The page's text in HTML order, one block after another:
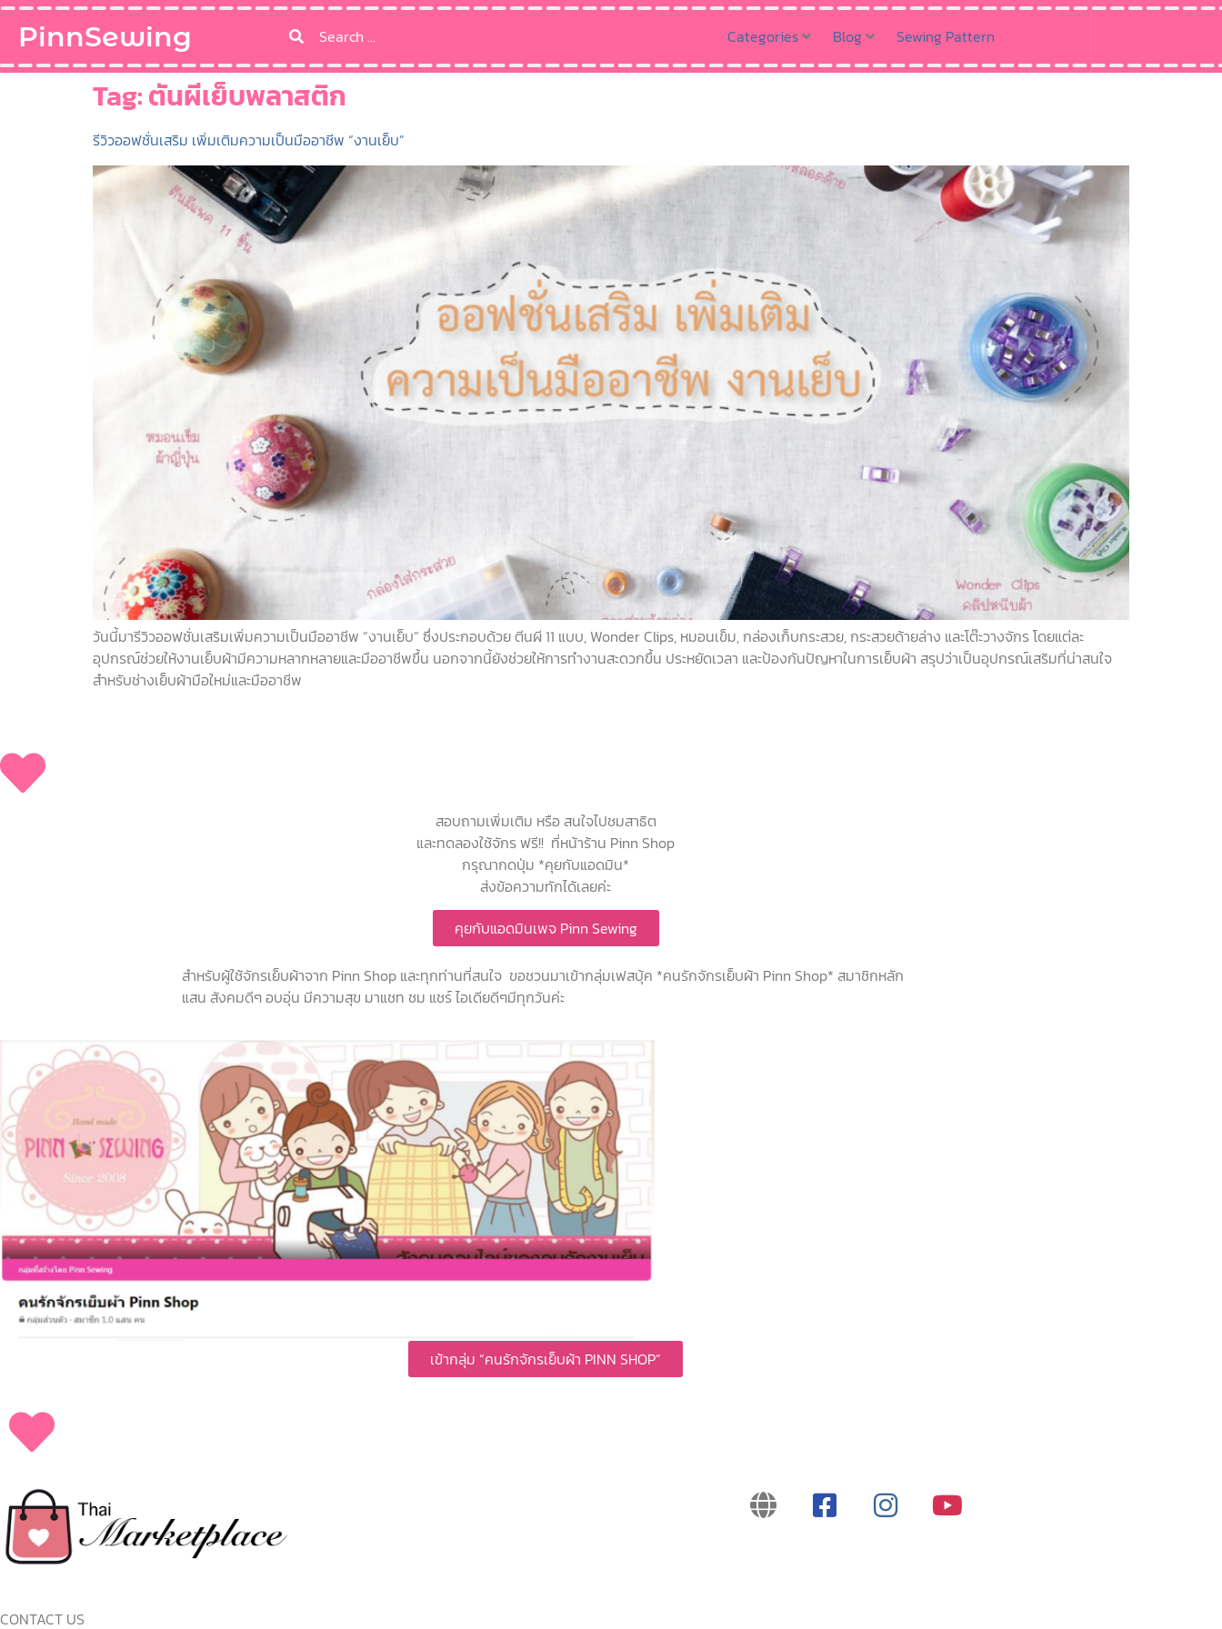
PinnSewing Categories Blog Sewing Pattern
Tag:ตันผีเย็บพลาสติก
รีวิวออฟชั่นเสริม เพิ่มเติมความเป็นมืออาชีพ “งานเย็บ”
วันนี้มารีวิวออฟชั่นเสริมเพิ่มความเป็นมืออาชีพ “งานเย็บ” ซึ่งประกอบด้วย ตีนผี 11 แบบ, Wonder Clips, หมอนเข็ม, กล่องเก็บกระสวย, กระสวยด้ายล่าง และโต๊ะวางจักร โดยแต่ละ
อุปกรณ์ช่วยให้งานเย็บผ้ามีความหลากหลายและมืออาชีพขึ้น นอกจากนี้ยังช่วยให้การทำงานสะดวกขึ้น ประหยัดเวลา และป้องกันปัญหาในการเย็บผ้า สรุปว่าเป็นอุปกรณ์เสริมที่น่าสนใจ
สำหรับช่างเย็บผ้ามือใหม่และมืออาชีพ
สอบถามเพิ่มเติม หรือ สนใจไปชมสาธิต
และทดลองใช้จักร ฟรี!! ที่หน้าร้าน Pinn Shop
กรุณากดปุ่ม *คุยกับแอดมิน*
ส่งข้อความทักได้เลยค่ะ
คุยกับแอดมินเพจ Pinn Sewing
สำหรับผู้ใช้จักรเย็บผ้าจาก Pinn Shop และทุกท่านที่สนใจ ขอชวนมาเข้ากลุ่มเฟสบุ้ค *คนรักจักรเย็บผ้า Pinn Shop* สมาชิกหลัก
แสน สังคมดีๆ อบอุ่น มีความสุข มาแชท ชม แชร์ ไอเดียดีๆมีทุกวันค่ะ
เข้ากลุ่ม “คนรักจักรเย็บผ้า PINN SHOP”
CONTACT US